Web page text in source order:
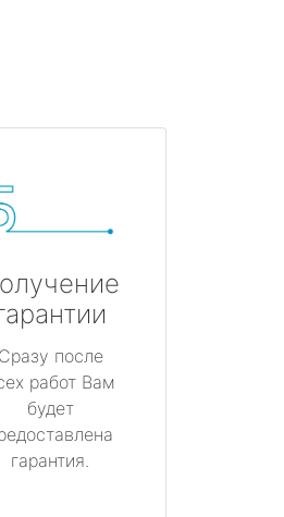
Сразу после
работ Вам
будет
гарантия.